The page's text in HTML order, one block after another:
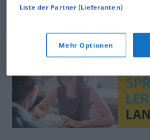
Liste der Partner (Lieferanten)
Mehr Optionen